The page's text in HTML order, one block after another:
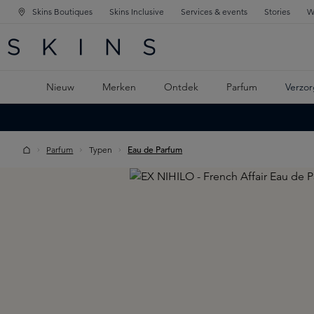
NAVIGATIE
DE HOOFDINHOUD
Skins Boutiques Skins Inclusive Services & events Stories
Nieuw Merken Ontdek Parfum
Parfum Typen Eau de Parfum